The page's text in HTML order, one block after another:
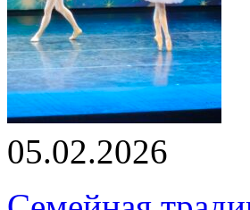
05.02.2026